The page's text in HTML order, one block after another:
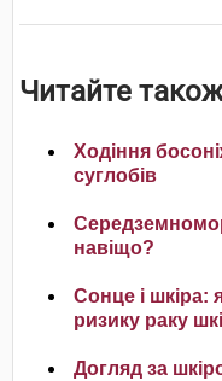
Читайте
Ходіння
суглобів
навіщо?
Сонце і шкіра:
ризику раку
Догляд за